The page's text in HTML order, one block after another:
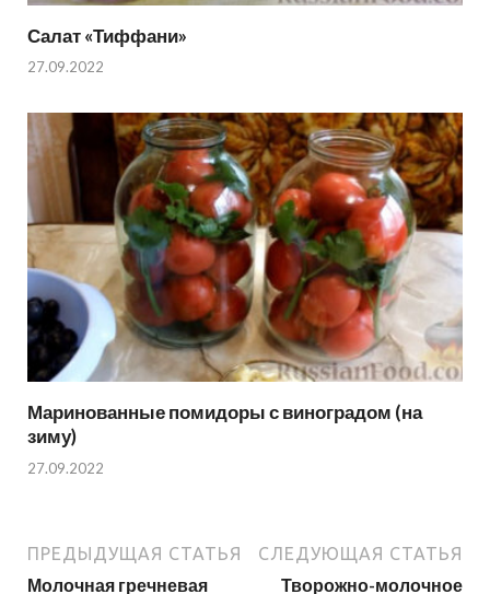
Салат «Тиффани»
27.09.2022
Маринованные помидоры с виноградом (на
зиму)
27.09.2022
ПРЕДЫДУЩАЯ СТАТЬЯ
Молочная гречневая
СЛЕДУЮЩАЯ СТАТЬЯ
Творожно-молочное